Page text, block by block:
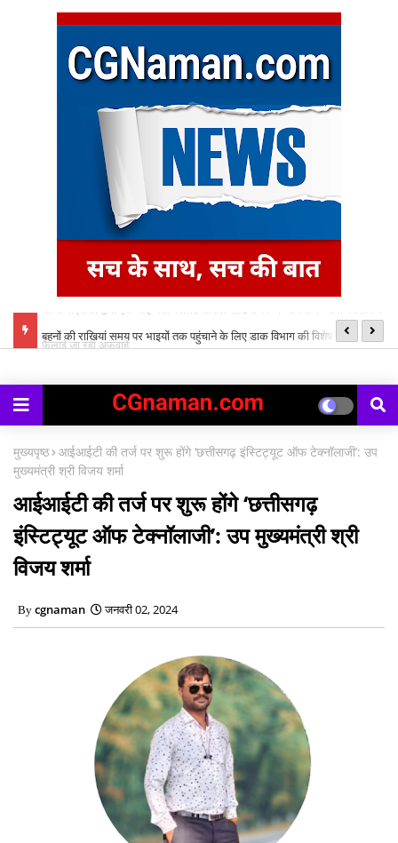
लेकर बहनों की राखियां समय पर भाइयों तक पहुंचाने के लिए डाक विभाग की विशेष व्यवस्था,
मुख्यपृष्ठ आईआईटी की तर्ज पर शुरू होंगे ‘छत्तीसगढ़ इंस्टिट्यूट ऑफ टेक्नॉलाजी’: उप
मुख्यमंत्री श्री विजय शर्मा
आईआईटी की तर्ज पर शुरू होंगे ‘छत्तीसगढ़
इंस्टिट्यूट ऑफ टेक्नॉलाजी’: उप मुख्यमंत्री श्री
विजय शर्मा
cgnaman जनवरी 02, 2024